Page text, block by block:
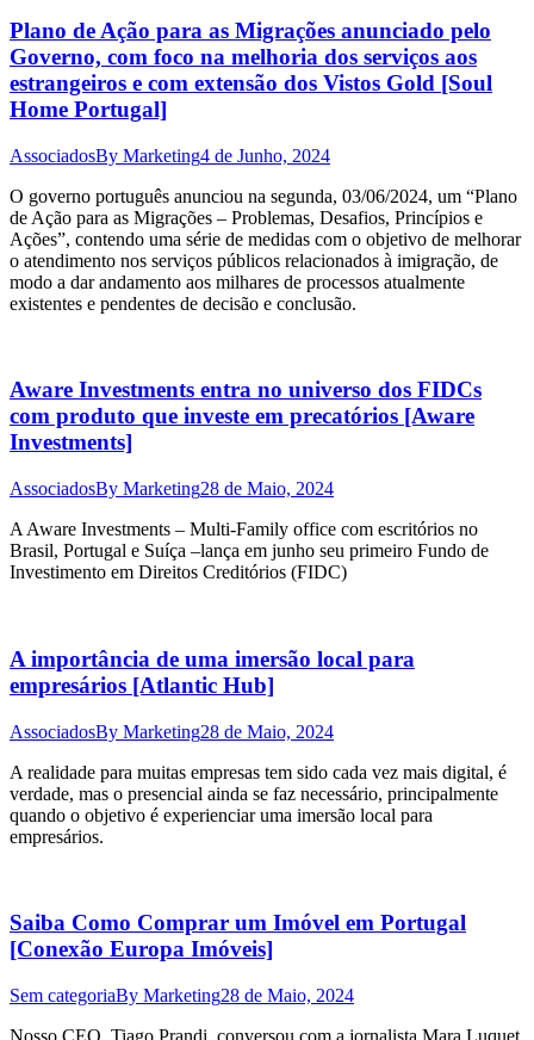
Plano de Ação para as Migrações anunciado pelo
Governo, com foco na melhoria dos serviços aos
estrangeiros e com extensão dos Vistos Gold [Soul
Home Portugal]
AssociadosBy Marketing4 de Junho, 2024
O governo português anunciou na segunda, 03/06/2024, um “Plano
de Ação para as Migrações – Problemas, Desafios, Princípios e
Ações”, contendo uma série de medidas com o objetivo de melhorar
o atendimento nos serviços públicos relacionados à imigração, de
modo a dar andamento aos milhares de processos atualmente
existentes e pendentes de decisão e conclusão.
Aware Investments entra no universo dos FIDCs
com produto que investe em precatórios [Aware
Investments]
AssociadosBy Marketing28 de Maio, 2024
A Aware Investments – Multi-Family office com escritórios no
Brasil, Portugal e Suíça –lança em junho seu primeiro Fundo de
Investimento em Direitos Creditórios (FIDC)
A importância de uma imersão local para
empresários [Atlantic Hub]
AssociadosBy Marketing28 de Maio, 2024
A realidade para muitas empresas tem sido cada vez mais digital, é
verdade, mas o presencial ainda se faz necessário, principalmente
quando o objetivo é experienciar uma imersão local para
empresários.
Saiba Como Comprar um Imóvel em Portugal
[Conexão Europa Imóveis]
Sem categoriaBy Marketing28 de Maio, 2024
Nosso CEO, Tiago Prandi, conversou com a jornalista Mara Luquet,